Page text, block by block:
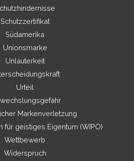
Schutzzertifikat
Südamerika
Unionsmarke
Unlauterkeit
Urteil
Markenverletzung
für geistiges Eigentum (WIPO)
Wettbewerb
Widerspruch